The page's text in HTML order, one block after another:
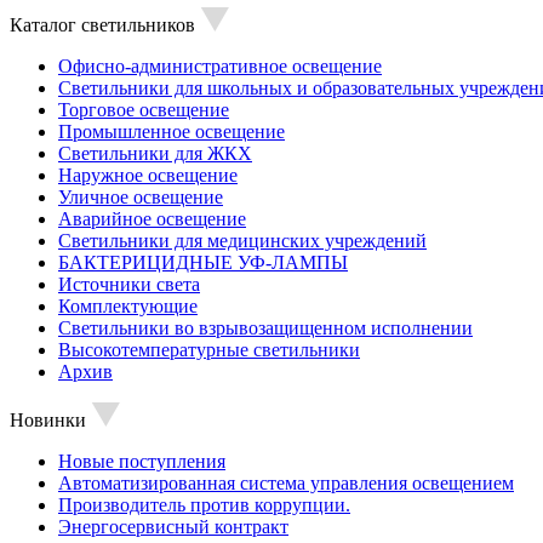
Каталог светильников
Офисно-административное освещение
Светильники для школьных и образовательных
Торговое освещение
Промышленное освещение
Светильники для ЖКХ
Наружное освещение
Уличное освещение
Аварийное освещение
Светильники для медицинских учреждений
БАКТЕРИЦИДНЫЕ УФ-ЛАМПЫ
Источники света
Комплектующие
Светильники во взрывозащищенном исполнении
Высокотемпературные светильники
Архив
Новинки
Новые поступления
Автоматизированная система управления освещением
Производитель против коррупции.
Энергосервисный контракт